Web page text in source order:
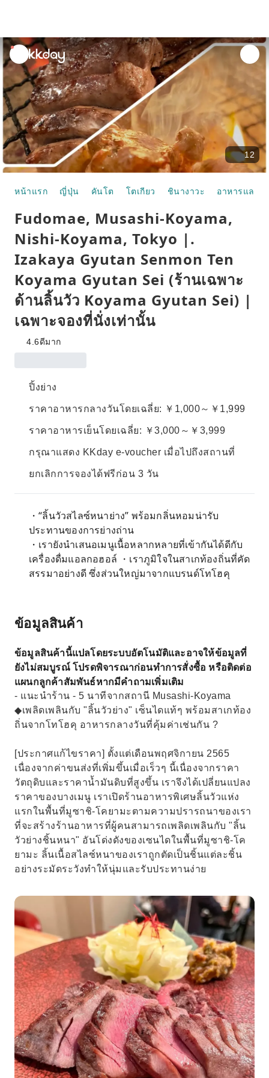
unread
notifications
12
หน้าแรก ญี่ปุ่น คันโต โตเกียว ชินางาวะ อาหารและห้
Fudomae, Musashi-Koyama,
Nishi-Koyama, Tokyo |.
Izakaya Gyutan Senmon Ten
Koyama Gyutan Sei (ร้านเฉพาะ
ด้านลิ้นวัว Koyama Gyutan Sei) |
เฉพาะจองที่นั่งเท่านั้น
4.6ดีมาก
ปิ้งย่าง
ราคาอาหารกลางวันโดยเฉลี่ย: ￥1,000～￥1,999
ราคาอาหารเย็นโดยเฉลี่ย: ￥3,000～￥3,999
กรุณาแสดง KKday e-voucher เมื่อไปถึงสถานที่
ยกเลิกการจองได้ฟรีก่อน 3 วัน
・“ลิ้นวัวสไลซ์หนาย่าง” พร้อมกลิ่นหอมน่ารับ
ประทานของการย่างถ่าน
・เรายังนำเสนอเมนูเนื้อหลากหลายที่เข้ากันได้ดีกับ
เครื่องดื่มแอลกอฮอล์ ・เราภูมิใจในสาเกท้องถิ่นที่คัด
สรรมาอย่างดี ซึ่งส่วนใหญ่มาจากแบรนด์โทโฮคุ
ข้อมูลสินค้า
ข้อมูลสินค้านี้แปลโดยระบบอัตโนมัติและอาจให้ข้อมูลที่
ยังไม่สมบูรณ์ โปรดพิจารณาก่อนทำการสั่งซื้อ หรือติดต่อ
แผนกลูกค้าสัมพันธ์หากมีคำถามเพิ่มเติม
- แนะนำร้าน - 5 นาทีจากสถานี Musashi-Koyama
◆เพลิดเพลินกับ "ลิ้นวัวย่าง" เซ็นไดแท้ๆ พร้อมสาเกท้อง
ถิ่นจากโทโฮคุ อาหารกลางวันที่คุ้มค่าเช่นกัน ?
[ประกาศแก้ไขราคา] ตั้งแต่เดือนพฤศจิกายน 2565
เนื่องจากค่าขนส่งที่เพิ่มขึ้นเมื่อเร็วๆ นี้เนื่องจากราคา
วัตถุดิบและราคาน้ำมันดิบที่สูงขึ้น เราจึงได้เปลี่ยนแปลง
ราคาของบางเมนู เราเปิดร้านอาหารพิเศษลิ้นวัวแห่ง
แรกในพื้นที่มูซาชิ-โคยามะตามความปรารถนาของเรา
ที่จะสร้างร้านอาหารที่ผู้คนสามารถเพลิดเพลินกับ "ลิ้น
วัวย่างชิ้นหนา" อันโด่งดังของเซนไดในพื้นที่มูซาชิ-โค
ยามะ ลิ้นเนื้อสไลซ์หนาของเราถูกตัดเป็นชิ้นแต่ละชิ้น
อย่างระมัดระวังทำให้นุ่มและรับประทานง่าย